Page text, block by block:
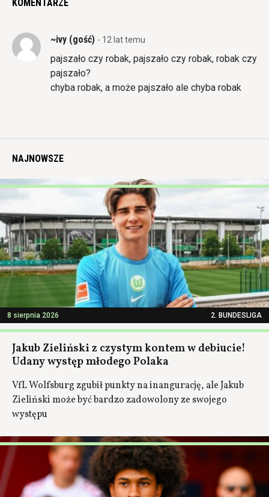
KOMENTARZE
~ivy (gość) - 12 lat temu
pajszało czy robak, pajszało czy robak, robak czy
pajszało?
chyba robak, a może pajszało ale chyba robak
NAJNOWSZE
8 sierpnia 2026 2. BUNDESLIGA
Jakub Zieliński z czystym kontem w debiucie!
Udany występ młodego Polaka
VfL Wolfsburg zgubił punkty na inangurację, ale Jakub
Zieliński może być bardzo zadowolony ze swojego
występu